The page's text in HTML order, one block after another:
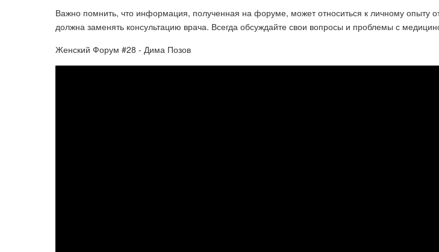
Важно помнить, что информация, полученная на форуме, может относиться к личному опыту
должна заменять консультацию врача. Всегда обсуждайте свои вопросы и проблемы с
Женский Форум #28 - Дима Позов